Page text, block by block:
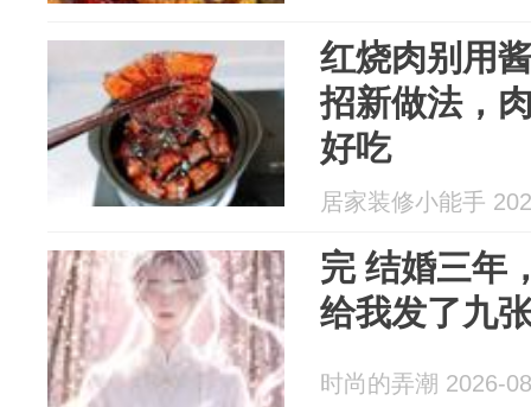
红烧肉别用
招新做法，
好吃
居家装修小能手
完 结婚三年
给我发了九
时尚的弄潮 2026-